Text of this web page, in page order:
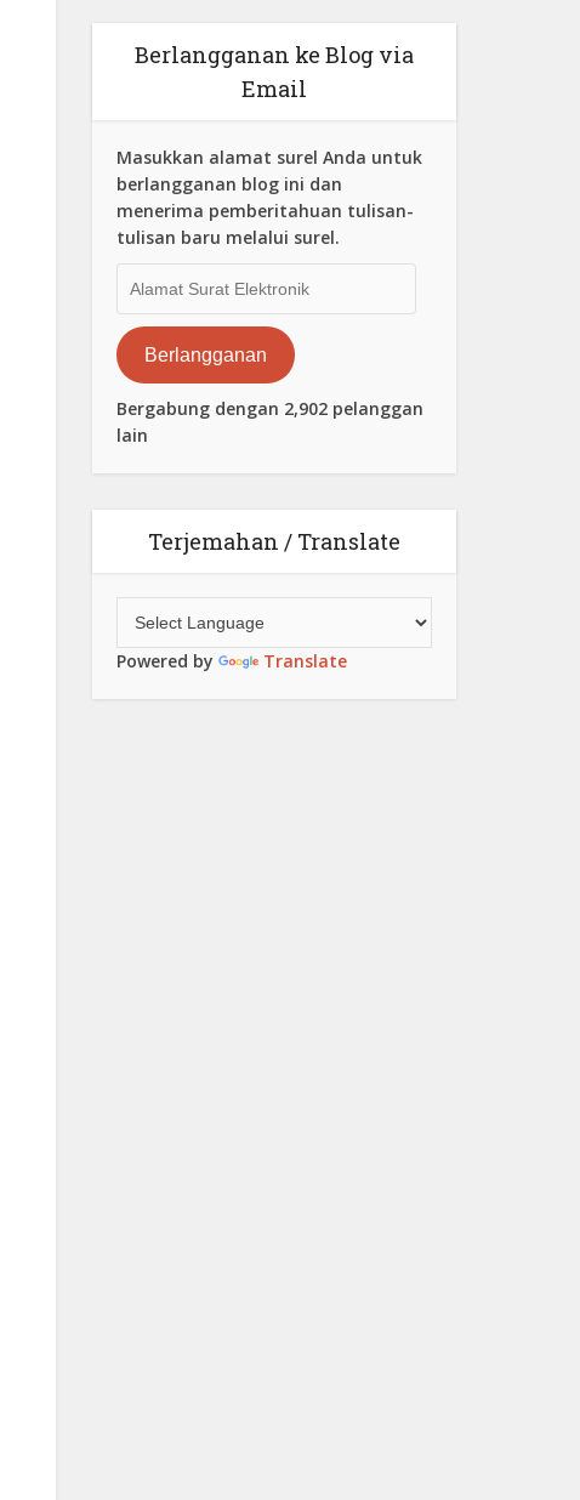
Berlangganan ke Blog via
Email
Masukkan alamat surel Anda untuk
berlangganan blog ini dan
menerima pemberitahuan tulisan-
tulisan baru melalui surel.
Surat
Elektronik
Berlangganan
Bergabung dengan 2,902 pelanggan
lain
Terjemahan / Translate
Powered by Translate